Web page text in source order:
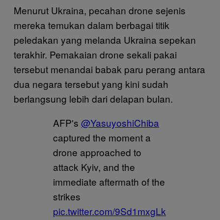
Menurut Ukraina, pecahan drone sejenis
mereka temukan dalam berbagai titik
peledakan yang melanda Ukraina sepekan
terakhir. Pemakaian drone sekali pakai
tersebut menandai babak paru perang antara
dua negara tersebut yang kini sudah
berlangsung lebih dari delapan bulan.
AFP's @YasuyoshiChiba
captured the moment a
drone approached to
attack Kyiv, and the
immediate aftermath of the
strikes
pic.twitter.com/9Sd1mxgLk